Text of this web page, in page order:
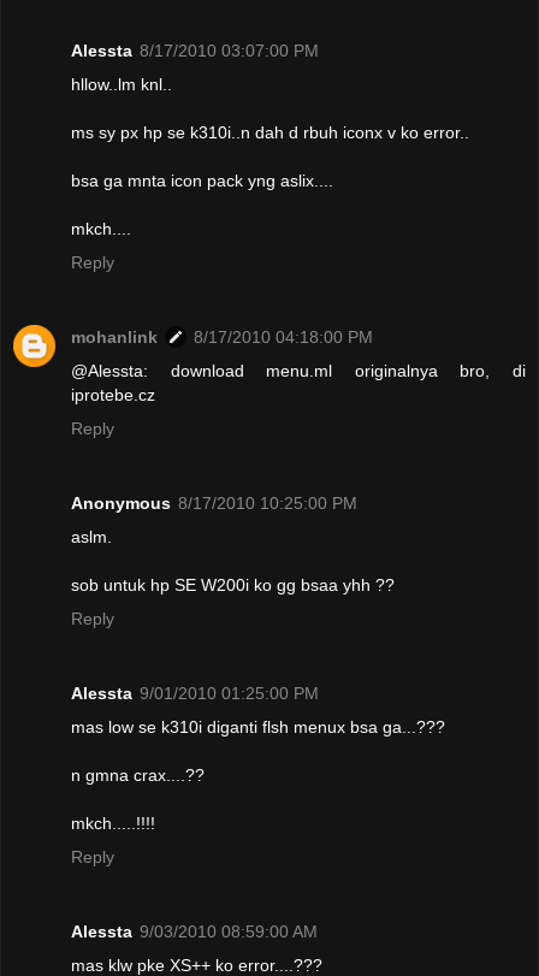
Alessta 8/17/2010 03:07:00 PM
hllow..lm knl..
ms sy px hp se k310i..n dah d rbuh iconx v ko error..
bsa ga mnta icon pack yng aslix....
mkch....
Reply
mohanlink
8/17/2010 04:18:00 PM
@Alessta: download menu.ml originalnya bro, di
iprotebe.cz
Reply
Anonymous 8/17/2010 10:25:00 PM
aslm.
sob untuk hp SE W200i ko gg bsaa yhh ??
Reply
Alessta 9/01/2010 01:25:00 PM
mas low se k310i diganti flsh menux bsa ga...???
n gmna crax....??
mkch.....!!!!
Reply
Alessta 9/03/2010 08:59:00 AM
mas klw pke XS++ ko error....???